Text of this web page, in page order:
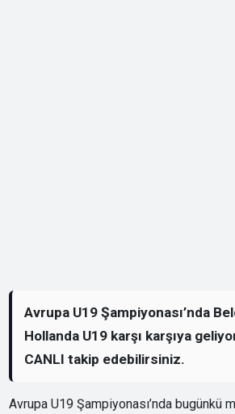
Avrupa U19 Şampiyonası’nda
Hollanda U19 karşı karşıya
CANLI takip edebilirsiniz.
Avrupa U19 Şampiyonası’nda bugünkü